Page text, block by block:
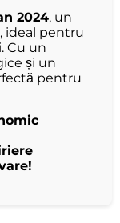
2024, un
ideal pentru
Cu un
și un
pentru